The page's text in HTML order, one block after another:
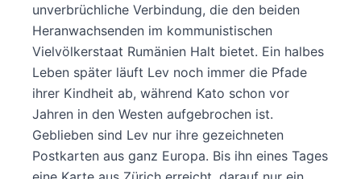
unverbrüchliche Verbindung, die den beiden
Heranwachsenden im kommunistischen
Vielvölkerstaat Rumänien Halt bietet. Ein halbes
Leben später läuft Lev noch immer die Pfade
ihrer Kindheit ab, während Kato schon vor
Jahren in den Westen aufgebrochen ist.
Geblieben sind Lev nur ihre gezeichneten
Postkarten aus ganz Europa. Bis ihn eines Tages